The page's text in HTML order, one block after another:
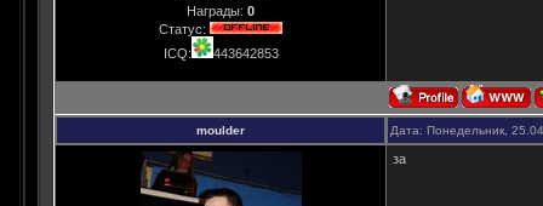
Награды: 0
Статус:
ICQ:
443642853
moulder Дата: Понедельник,
за